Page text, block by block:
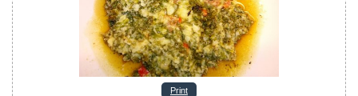
Print